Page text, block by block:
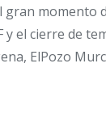
momento
y el cierre de
ElPozo